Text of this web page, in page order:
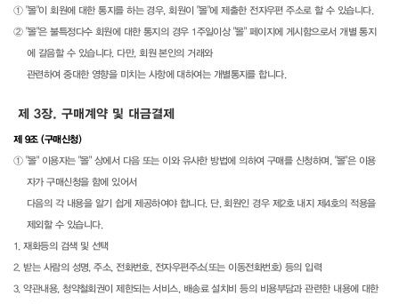
① "몰"이 회원에 대한 통지를 하는 경우, 회원이 "몰"에 제출한 전자우편 주소로 할 수 있습니다.
② "몰"은 불특정다수 회원에 대한 통지의 경우 1주일이상 "몰" 페이지에 게시함으로서 개별 통지
에 갈음할 수 있습니다. 다만, 회원 본인의 거래와
관련하여 중대한 영향을 미치는 사항에 대하여는 개별통지를 합니다.
제 3장. 구매계약 및 대금결제
제 9조 (구매신청)
① "몰" 이용자는 "몰" 상에서 다음 또는 이와 유사한 방법에 의하여 구매를 신청하며, "몰"은 이용
자가 구매신청을 함에 있어서
다음의 각 내용을 알기 쉽게 제공하여야 합니다. 단, 회원인 경우 제2호 내지 제4호의 적용을
제외할 수 있습니다.
1. 재화등의 검색 및 선택
2. 받는 사람의 성명, 주소, 전화번호, 전자우편주소(또는 이동전화번호) 등의 입력
3. 약관내용, 청약철회권이 제한되는 서비스, 배송료 설치비 등의 비용부담과 관련한 내용에 대한